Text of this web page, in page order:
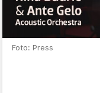
Foto: Press